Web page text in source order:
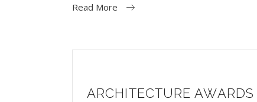
Read More
ARCHITECTURE AWARDS